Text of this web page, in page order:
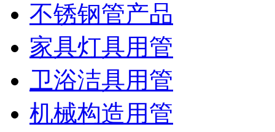
不锈钢管产品
家具灯具用管
卫浴洁具用管
机械构造用管